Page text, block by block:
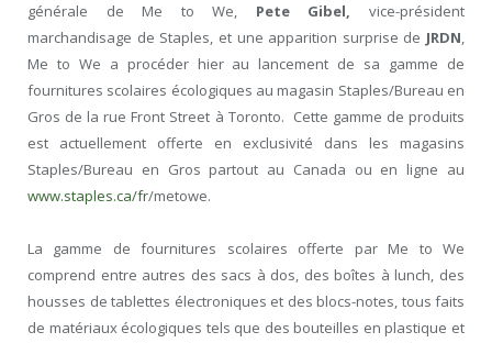
générale de Me to We, Pete Gibel,vice-président
marchandisage de Staples, et une apparition surprise de JRDN,
Me to We a procéder hier au lancement de sa gamme de
fournitures scolaires écologiques au magasin Staples/Bureau en
Gros de la rue Front Street à Toronto. Cette gamme de produits
est actuellement offerte en exclusivité dans les magasins
Staples/Bureau en Gros partout au Canada ou en ligne au
www.staples.ca/fr/metowe.
La gamme de fournitures scolaires offerte par Me to We
comprend entre autres des sacs à dos, des boîtes à lunch, des
housses de tablettes électroniques et des blocs-notes, tous faits
de matériaux écologiques tels que des bouteilles en plastique et